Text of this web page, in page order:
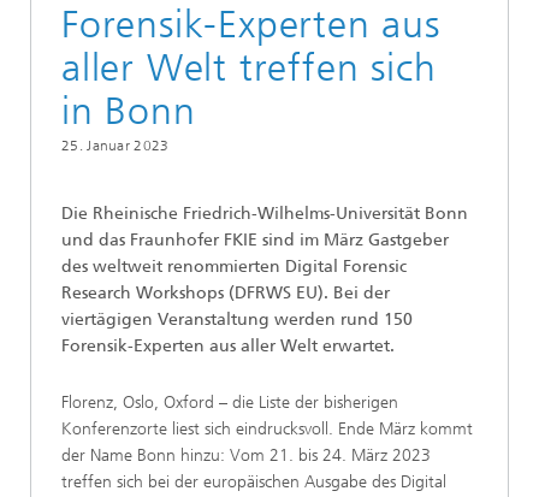
Forensik-Experten aus
aller Welt treffen sich
in Bonn
25. Januar 2023
Die Rheinische Friedrich-Wilhelms-Universität Bonn
und das Fraunhofer FKIE sind im März Gastgeber
des weltweit renommierten Digital Forensic
Research Workshops (DFRWS EU). Bei der
viertägigen Veranstaltung werden rund 150
Forensik-Experten aus aller Welt erwartet.
Florenz, Oslo, Oxford – die Liste der bisherigen
Konferenzorte liest sich eindrucksvoll. Ende März kommt
der Name Bonn hinzu: Vom 21. bis 24. März 2023
treffen sich bei der europäischen Ausgabe des Digital